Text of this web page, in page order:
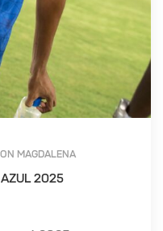
MAGDALENA
AZUL 2025